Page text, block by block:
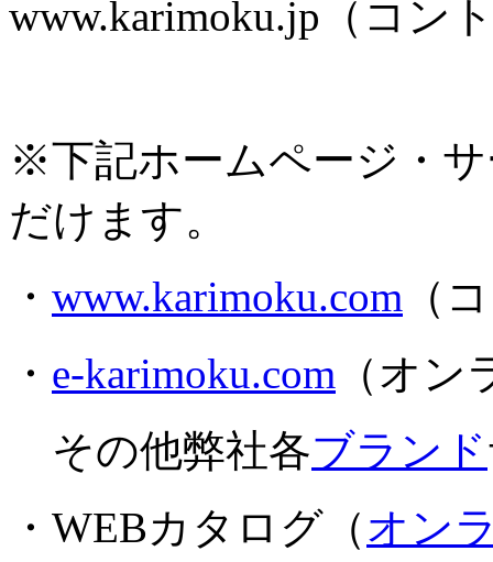
www.karimoku.jp（コン
※下記ホームページ・
だけます。
・ www.karimoku.com （
・ e-karimoku.com （オ
その他弊社各ブランド
・WEBカタログ（オン